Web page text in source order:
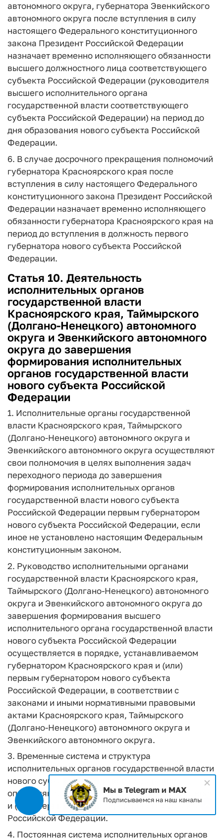
автономного округа, губернатора Эвенкийского
автономного округа после вступления в силу
настоящего Федерального конституционного
закона Президент Российской Федерации
назначает временно исполняющего обязанности
высшего должностного лица соответствующего
субъекта Российской Федерации (руководителя
высшего исполнительного органа
государственной власти соответствующего
субъекта Российской Федерации) на период до
дня образования нового субъекта Российской
Федерации.
6. В случае досрочного прекращения полномочий
губернатора Красноярского края после
вступления в силу настоящего Федерального
конституционного закона Президент Российской
Федерации назначает временно исполняющего
обязанности губернатора Красноярского края на
период до вступления в должность первого
губернатора нового субъекта Российской
Федерации.
Статья 10. Деятельность
исполнительных органов
государственной власти
Красноярского края, Таймырского
(Долгано-Ненецкого) автономного
округа и Эвенкийского автономного
округа до завершения
формирования исполнительных
органов государственной власти
нового субъекта Российской
Федерации
1. Исполнительные органы государственной
власти Красноярского края, Таймырского
(Долгано-Ненецкого) автономного округа и
Эвенкийского автономного округа осуществляют
свои полномочия в целях выполнения задач
переходного периода до завершения
формирования исполнительных органов
государственной власти нового субъекта
Российской Федерации первым губернатором
нового субъекта Российской Федерации, если
иное не установлено настоящим Федеральным
конституционным законом.
2. Руководство исполнительными органами
государственной власти Красноярского края,
Таймырского (Долгано-Ненецкого) автономного
округа и Эвенкийского автономного округа до
завершения формирования высшего
исполнительного органа государственной власти
нового субъекта Российской Федерации
осуществляется в порядке, устанавливаемом
губернатором Красноярского края и (или)
первым губернатором нового субъекта
Российской Федерации, в соответствии с
законами и иными нормативными правовыми
актами Красноярского края, Таймырского
(Долгано-Ненецкого) автономного округа и
Эвенкийского автономного округа.
3. Временные система и структура
исполнительных органов государственной власти
нового субъекта Российской Федерации
определяются губернатором Красноярского края
и (или) первым губернатором нового субъекта
Российской Федерации.
4. Постоянная система исполнительных органов
Мы в Telegram и MAX
Подписываемся на наш каналы